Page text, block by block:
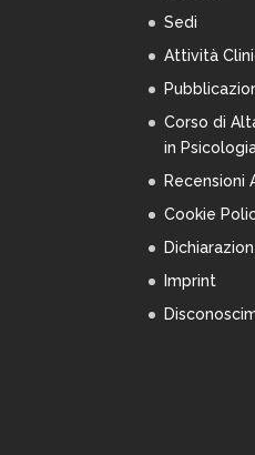
Sedi
Attività
Corso di
in
Recensioni
Cookie
Imprint